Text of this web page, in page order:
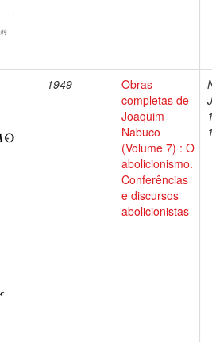
1949
Obras
completas de
Joaquim
Nabuco
(Volume 7) : O
abolicionismo.
Conferências
e discursos
abolicionistas